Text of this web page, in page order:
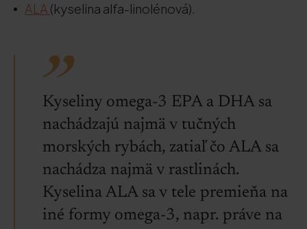
ALA (kyselina alfa-linolénová).
Kyseliny omega-3 EPA a DHA sa
nachádzajú najmä v tučných
morských rybách, zatiaľ čo ALA sa
nachádza najmä v rastlinách.
Kyselina ALA sa v tele premieňa na
iné formy omega-3, napr. práve na